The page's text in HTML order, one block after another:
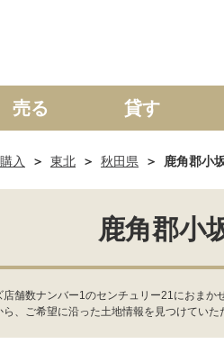
古一戸建て マンショ
売る 貸す
入 東北 秋田県 鹿角郡小
鹿角郡小
舗数ナンバー1のセンチュリー21におま
、ご希望に沿った土地情報を見つけてい